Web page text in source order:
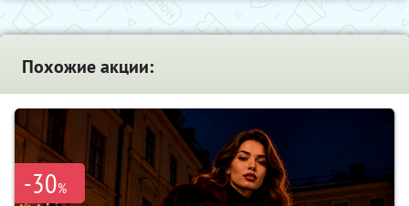
Похожие акции:
-30%